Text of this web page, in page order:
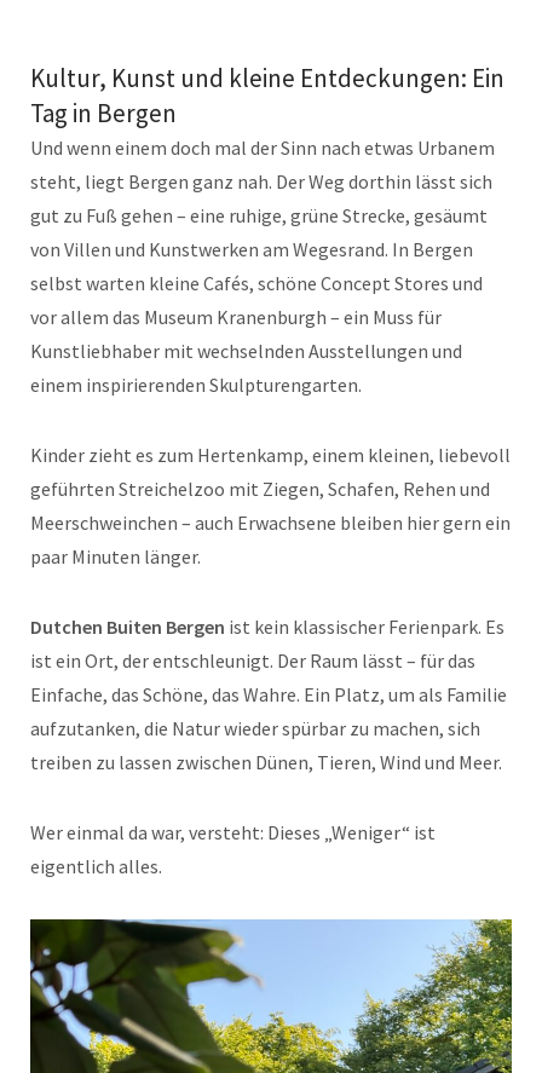
Kultur, Kunst und kleine Entdeckungen: Ein
Tag in Bergen
Und wenn einem doch mal der Sinn nach etwas Urbanem
steht, liegt Bergen ganz nah. Der Weg dorthin lässt sich
gut zu Fuß gehen – eine ruhige, grüne Strecke, gesäumt
von Villen und Kunstwerken am Wegesrand. In Bergen
selbst warten kleine Cafés, schöne Concept Stores und
vor allem das Museum Kranenburgh – ein Muss für
Kunstliebhaber mit wechselnden Ausstellungen und
einem inspirierenden Skulpturengarten.
Kinder zieht es zum Hertenkamp, einem kleinen, liebevoll
geführten Streichelzoo mit Ziegen, Schafen, Rehen und
Meerschweinchen – auch Erwachsene bleiben hier gern ein
paar Minuten länger.
Dutchen Buiten Bergen ist kein klassischer Ferienpark. Es
ist ein Ort, der entschleunigt. Der Raum lässt – für das
Einfache, das Schöne, das Wahre. Ein Platz, um als Familie
aufzutanken, die Natur wieder spürbar zu machen, sich
treiben zu lassen zwischen Dünen, Tieren, Wind und Meer.
Wer einmal da war, versteht: Dieses „Weniger“ ist
eigentlich alles.